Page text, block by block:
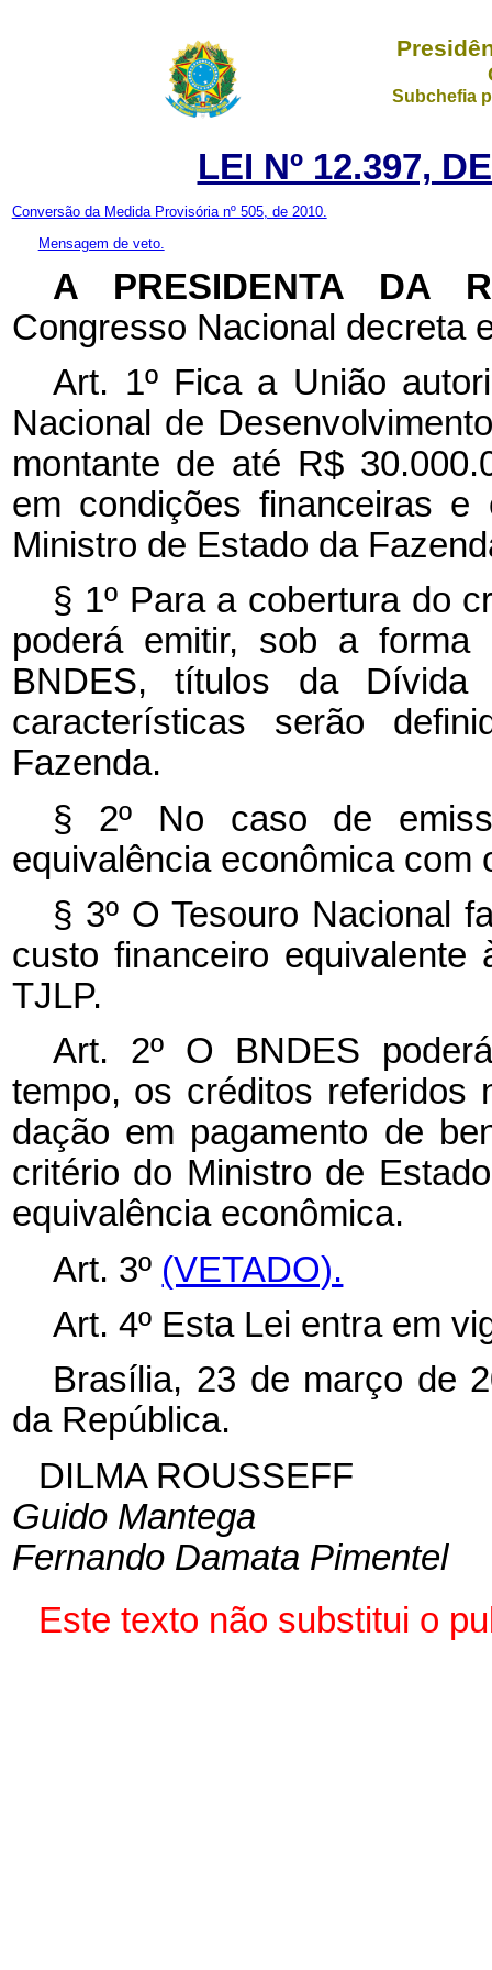
Subchefia
LEI Nº 12.397,
Conversão da Medida Provisória nº 505, de 2010.
Mensagem de veto.
A PRESIDENTA DA
Congresso Nacional decreta
Art. 1º Fica a União
Nacional de
montante de até R$
em condições financeiras
Ministro de Estado da
§ 1º Para a cobertura do
poderá emitir, sob a
BNDES, títulos da Dívida
características serão
Fazenda.
§ 2º No caso de
equivalência econômica
§ 3º O Tesouro Nacional
custo financeiro
TJLP.
Art. 2º O BNDES
tempo, os créditos referidos
dação em pagamento de
critério do Ministro de
equivalência econômica.
Art. 3º (VETADO).
Art. 4º Esta Lei entra em
Brasília, 23 de março de
da República.
DILMA ROUSSEFF
Guido Mantega
Fernando Damata Pimentel
Este texto não substitui o